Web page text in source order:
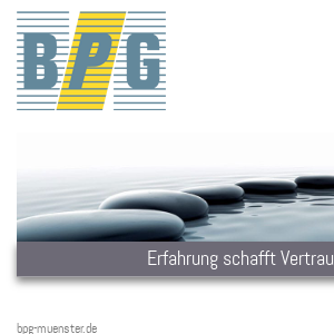
Erfahrung schafft
bpg-muenster.de